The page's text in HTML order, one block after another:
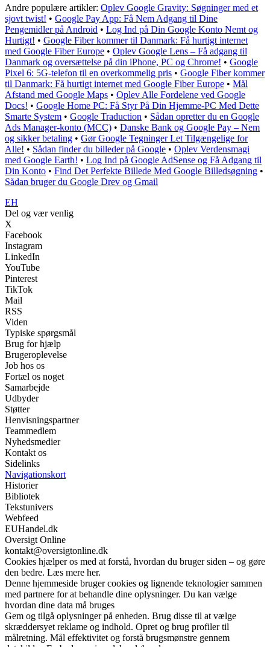
Andre populære artikler: Oplev Google Gravity: Søgninger med et
sjovt twist! • Google Pay App: Få Nem Adgang til Dine
Pengemidler på Android • Log Ind på Din Google Konto Nemt og
Hurtigt! • Google Fiber kommer til Danmark: Få hurtigt internet
med Google Fiber Europe • Oplev Google Lens – Få adgang til
Danmark og oversættelse på din iPhone, PC og Chrome! • Google
Pixel 6: 5G-telefon til en overkommelig pris • Google Fiber kommer
til Danmark: Få hurtigt internet med Google Fiber Europe • Mål
Afstand med Google Maps • Oplev Alle Fordelene ved Google
Docs! • Google Home PC: Få Styr På Din Hjemme-PC Med Dette
Smarte System • Google Traduction • Sådan opretter du en Google
Ads Manager-konto (MCC) • Danske Bank og Google Pay – Nem
og sikker betaling • Gør Google Tegninger Let Tilgængelige for
Alle! • Sådan finder du billeder på Google • Oplev Verdensmagi
med Google Earth! • Log Ind på Google AdSense og Få Adgang til
Din Konto • Find Det Perfekte Billede Med Google Billedsøgning •
Sådan bruger du Google Drev og Gmail
EH
Del og vær venlig
X
Facebook
Instagram
LinkedIn
YouTube
Pinterest
TikTok
Mail
RSS
Viden
Typiske spørgsmål
Brug for hjælp
Brugeroplevelse
Job hos os
Fortæl os noget
Samarbejde
Udbyder
Støtter
Henvisningspartner
Teammedlem
Nyhedsmedier
Kontakt os
Sidelinks
Navigationskort
Historier
Bibliotek
Tekstunivers
Webfeed
EUHandel.dk
Oversigt Online
kontakt@oversigtonline.dk
Cookies hjælper os med at forstå, hvordan du bruger siden – og gøre
den bedre. Læs mere her.
Denne hjemmeside bruger cookies og lignende teknologier sammen
med partnere for at behandle dine oplysninger. Du kan vælge
hvordan dine data må bruges
Gem og tilgå oplysninger på enheden. Brug disse til at vælge
skræddersyet reklame og indhold. Opret og brug profiler til
målretning. Mål effektivitet og forstå brugsmønstre gennem